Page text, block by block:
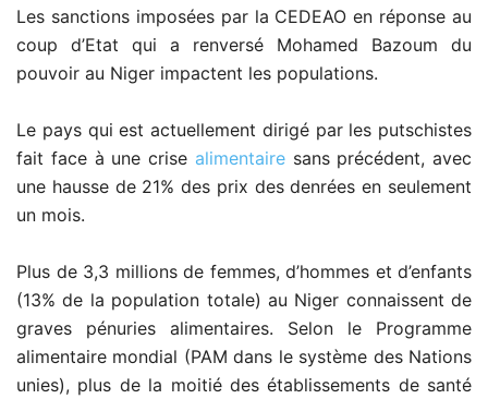
Les sanctions imposées par la CEDEAO en réponse au
coup d’Etat qui a renversé Mohamed Bazoum du
pouvoir au Niger impactent les populations.
Le pays qui est actuellement dirigé par les putschistes
fait face à une crise alimentairesans précédent, avec
une hausse de 21% des prix des denrées en seulement
un mois.
Plus de 3,3 millions de femmes, d’hommes et d’enfants
(13% de la population totale) au Niger connaissent de
graves pénuries alimentaires. Selon le Programme
alimentaire mondial (PAM dans le système des Nations
unies), plus de la moitié des établissements de santé